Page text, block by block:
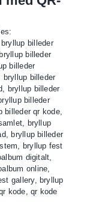
bryllup billeder
bryllup billeder
billeder
bryllup billeder
, bryllup billeder
billeder
billeder qr kode,
, bryllup
, bryllup billeder
, bryllup fest
digitalt,
online,
gallery, bryllup
kode,qr kode